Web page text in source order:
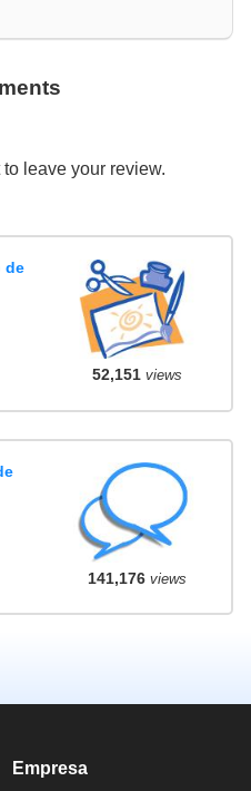
leave your review.
de
52,151views
141,176views
Empresa